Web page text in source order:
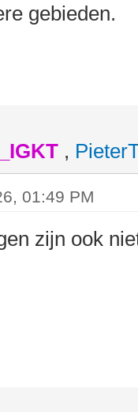
gebieden.
,
01:49 PM
zijn ook